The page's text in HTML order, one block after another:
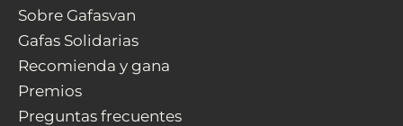
Sobre Gafasvan
Gafas Solidarias
Recomienda y gana
Premios
Preguntas frecuentes